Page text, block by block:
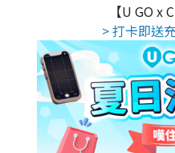
【U GO x
> 打卡即送